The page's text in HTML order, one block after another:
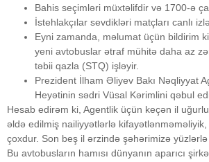
Bahis seçimləri müxtəlifdir və 1700-ə
İstehlakçılar sevdikləri matçları canlı
Eyni zamanda, məlumat üçün bildirim
yeni avtobuslar ətraf mühitə daha az
təbii qazla (STQ) işləyir.
Prezident İlham Əliyev Bakı Nəqliyyat
Heyətinin sədri Vüsal Kərimlini qəbul
Hesab edirəm ki, Agentlik üçün keçən il
əldə edilmiş nailiyyətlərlə
çoxdur. Son beş il ərzində şəhərimizə
Bu avtobusların hamısı dünyanın aparıcı